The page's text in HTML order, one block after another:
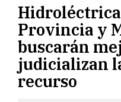
Provincia y
buscarán
judicializan
recurso